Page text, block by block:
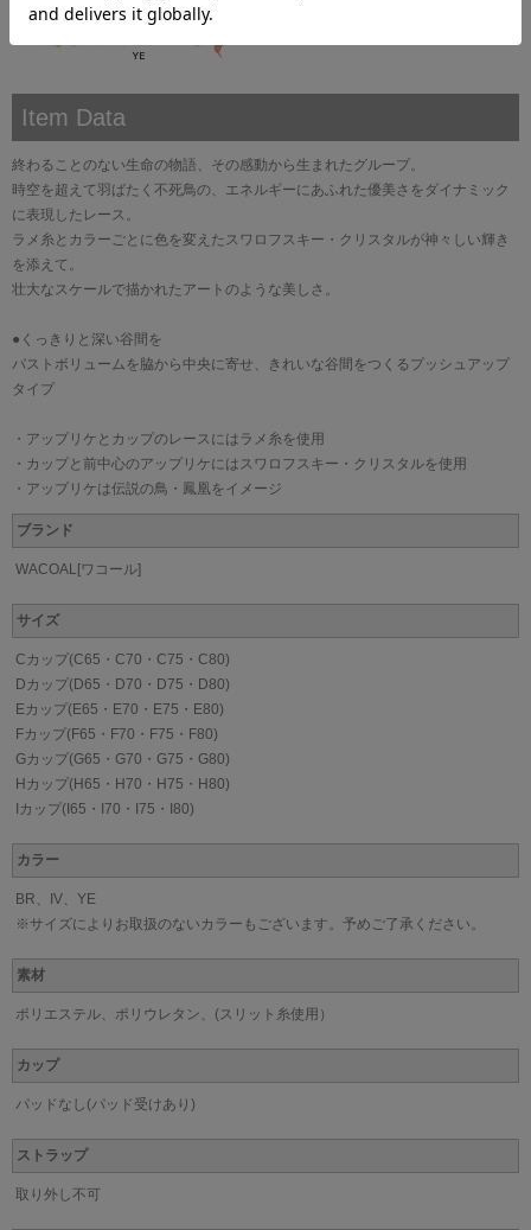
Item Data
終わることのない生命の物語、その感動から生まれたグループ。
時空を超えて羽ばたく不死鳥の、エネルギーにあふれた優美さをダイナミック
に表現したレース。
ラメ糸とカラーごとに色を変えたスワロフスキー・クリスタルが神々しい輝き
を添えて。
壮大なスケールで描かれたアートのような美しさ。
●くっきりと深い谷間を
バストボリュームを脇から中央に寄せ、きれいな谷間をつくるプッシュアップ
タイプ
・アップリケとカップのレースにはラメ糸を使用
・カップと前中心のアップリケにはスワロフスキー・クリスタルを使用
・アップリケは伝説の鳥・鳳凰をイメージ
ブランド
WACOAL[ワコール]
サイズ
Cカップ(C65・C70・C75・C80)
Dカップ(D65・D70・D75・D80)
Eカップ(E65・E70・E75・E80)
Fカップ(F65・F70・F75・F80)
Gカップ(G65・G70・G75・G80)
Hカップ(H65・H70・H75・H80)
Iカップ(I65・I70・I75・I80)
カラー
BR、IV、YE
※サイズによりお取扱のないカラーもございます。予めご了承ください。
素材
ポリエステル、ポリウレタン、(スリット糸使用）
カップ
パッドなし(パッド受けあり)
ストラップ
取り外し不可